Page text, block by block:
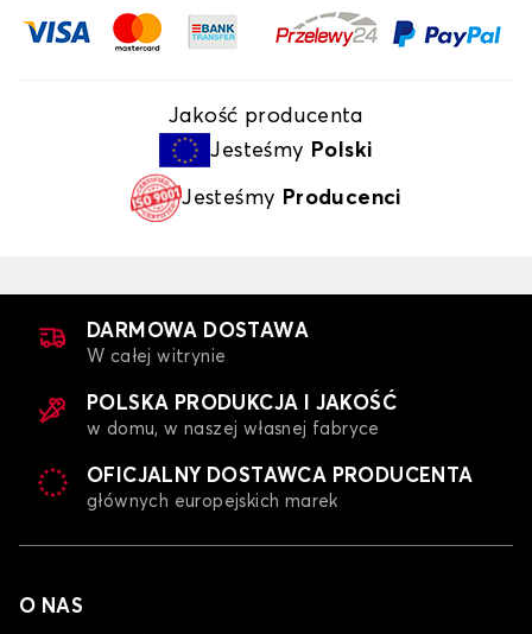
Jakość producenta
Jesteśmy Polski
Jesteśmy Producenci
DARMOWA DOSTAWA
W całej witrynie
POLSKA PRODUKCJA I JAKOŚĆ
w domu, w naszej własnej fabryce
OFICJALNY DOSTAWCA PRODUCENTA
głównych europejskich marek
O NAS